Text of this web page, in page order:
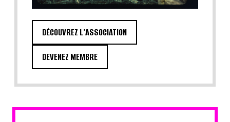
DÉCOUVREZ L'ASSOCIATION
DEVENEZ MEMBRE